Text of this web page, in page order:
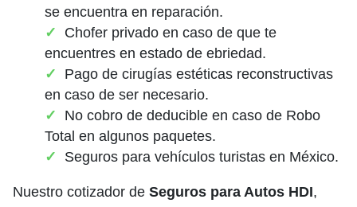
se encuentra en reparación.
Chofer privado en caso de que te
encuentres en estado de ebriedad.
Pago de cirugías estéticas reconstructivas
en caso de ser necesario.
No cobro de deducible en caso de Robo
Total en algunos paquetes.
Seguros para vehículos turistas en México.
Nuestro cotizador de Seguros para Autos HDI,